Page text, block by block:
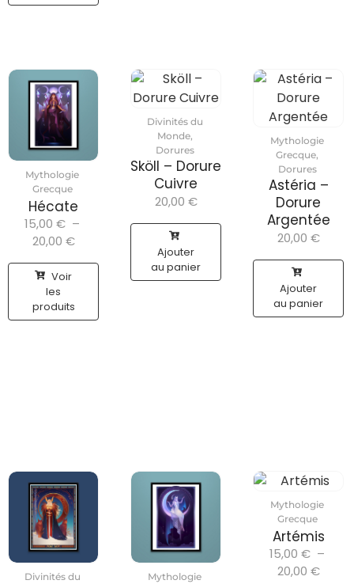
Mythologie
Grecque
Hécate
15,00 € –
20,00 €
Voir
les
produits
Divinités du
Monde,
Dorures
Sköll – Dorure
Cuivre
20,00 €
Ajouter
au panier
Mythologie
Grecque,
Dorures
Astéria –
Dorure
Argentée
20,00 €
Ajouter
au panier
Divinités du
Mythologie
Mythologie
Grecque
Artémis
15,00 € –
20,00 €